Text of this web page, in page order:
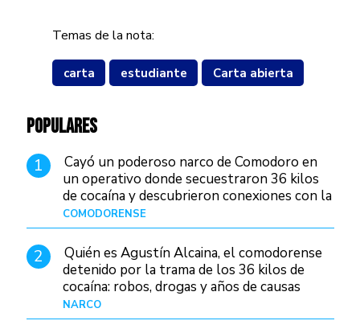
Temas de la nota:
carta estudiante Carta abierta
POPULARES
1
Cayó un poderoso narco de Comodoro en
un operativo donde secuestraron 36 kilos
de cocaína y descubrieron conexiones con la
Patagonia
COMODORENSE
2
Quién es Agustín Alcaina, el comodorense
detenido por la trama de los 36 kilos de
cocaína: robos, drogas y años de causas
judiciales
NARCO